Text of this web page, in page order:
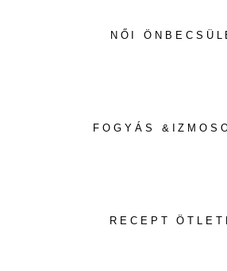
NŐI
FOGYÁS
RECEPT